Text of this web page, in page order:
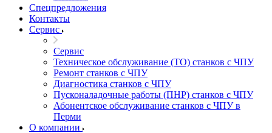
Спецпредложения
Контакты
Сервис
Сервис
Техническое обслуживание (ТО) станков с ЧПУ
Ремонт станков с ЧПУ
Диагностика станков с ЧПУ
Пусконаладочные работы (ПНР) станков с ЧПУ
Абонентское обслуживание станков с ЧПУ в
Перми
О компании